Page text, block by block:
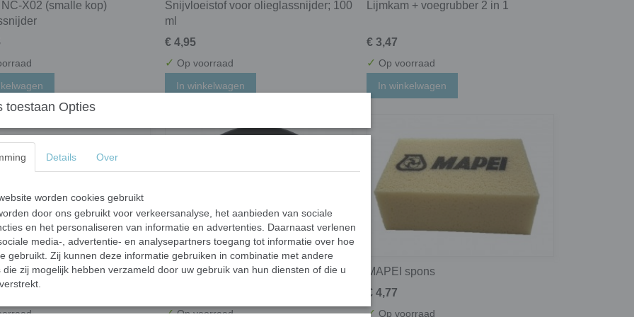
X02 (smalle kop)
Snijvloeistof voor olieglassnijder; 100
ml
€ 4,95
✓ Op voorraad
In winkelwagen
Lijmkam + voegrubber 2 in 1
€ 3,47
✓ Op voorraad
In winkelwagen
pincet recht - 17 cm
Rubberen voegbeker; 0,5 liter
✓Op voorraad
MAPEI spons
€ 4,77
✓ Op voorraad
toestaan Opties
Details Over
worden cookies gebruikt
door ons gebruikt voor verkeersanalyse, het aanbieden van sociale
en het personaliseren van informatie en advertenties. Daarnaast verlenen
media-, advertentie- en analysepartners toegang tot informatie over hoe
gebruikt. Zij kunnen deze informatie gebruiken in combinatie met andere
die zij mogelijk hebben verzameld door uw gebruik van hun diensten of die u